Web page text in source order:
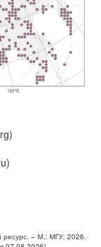
– М.: МГУ, 2026.